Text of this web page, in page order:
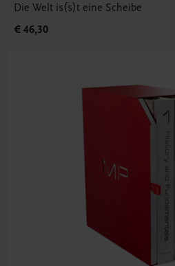
Die Welt is(s)t eine Scheibe
€ 46,30